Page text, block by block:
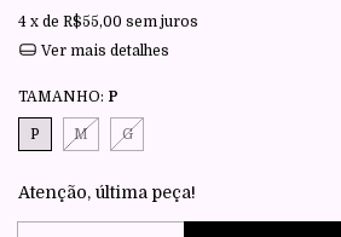
4 x de R$55,00 sem juros
Ver mais detalhes
TAMANHO: P
P M G
Atenção, última peça!